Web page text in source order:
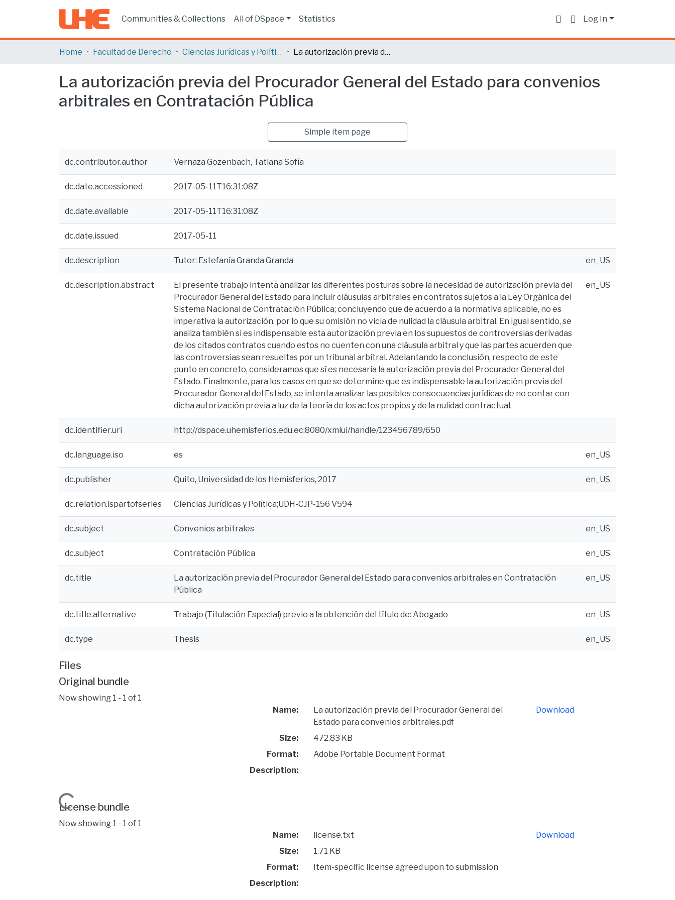
Communities & Collections All of DSpace Statistics Log In
Home Facultad de Derecho Ciencias Jurídicas y Políticas La autorización previa del Procurador General del Estado para convenios arbitrales en Contratación Pública
La autorización previa del Procurador General del Estado para convenios
arbitrales en Contratación Pública
Simple item page
dc.contributor.author Vernaza Gozenbach, Tatiana Sofía
dc.date.accessioned 2017-05-11T16:31:08Z
dc.date.available 2017-05-11T16:31:08Z
dc.date.issued 2017-05-11
dc.description Tutor: Estefanía Granda Granda en_US
dc.description.abstract
El presente trabajo intenta analizar las diferentes posturas sobre la necesidad de autorización previa del
Procurador General del Estado para incluir cláusulas arbitrales en contratos sujetos a la Ley Orgánica del
Sistema Nacional de Contratación Pública; concluyendo que de acuerdo a la normativa aplicable, no es
imperativa la autorización, por lo que su omisión no vicia de nulidad la cláusula arbitral. En igual sentido, se
analiza también si es indispensable esta autorización previa en los supuestos de controversias derivadas
de los citados contratos cuando estos no cuenten con una cláusula arbitral y que las partes acuerden que
las controversias sean resueltas por un tribunal arbitral. Adelantando la conclusión, respecto de este
punto en concreto, consideramos que sí es necesaria la autorización previa del Procurador General del
Estado. Finalmente, para los casos en que se determine que es indispensable la autorización previa del
Procurador General del Estado, se intenta analizar las posibles consecuencias jurídicas de no contar con
dicha autorización previa a luz de la teoría de los actos propios y de la nulidad contractual.
en_US
dc.identifier.uri http://dspace.uhemisferios.edu.ec:8080/xmlui/handle/123456789/650
dc.language.iso es en_US
dc.publisher Quito, Universidad de los Hemisferios, 2017 en_US
dc.relation.ispartofseries Ciencias Jurídicas y Política;UDH-CJP-156 V594
dc.subject Convenios arbitrales en_US
dc.subject Contratación Pública en_US
dc.title
La autorización previa del Procurador General del Estado para convenios arbitrales en Contratación
Pública
en_US
dc.title.alternative Trabajo (Titulación Especial) previo a la obtención del título de: Abogado en_US
dc.type Thesis en_US
Files
Original bundle
Now showing 1 - 1 of 1
Loading...
Name:
La autorización previa del Procurador General del
Estado para convenios arbitrales.pdf
Size:
472.83 KB
Format:
Adobe Portable Document Format
Description:
Download
License bundle
Now showing 1 - 1 of 1
Name:
license.txt
Size:
1.71 KB
Format:
Item-specific license agreed upon to submission
Description:
Download